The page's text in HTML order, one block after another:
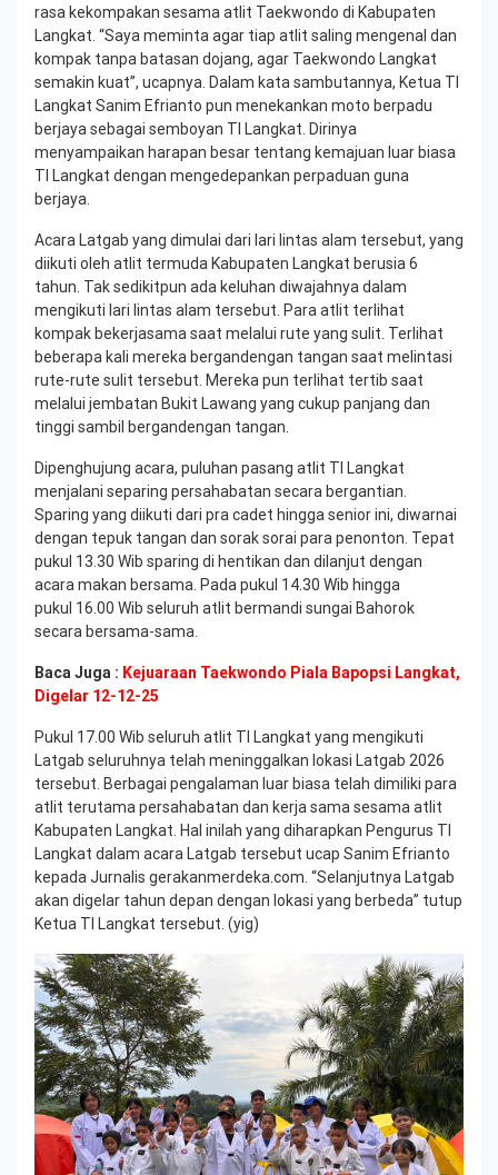
rasa kekompakan sesama atlit Taekwondo di Kabupaten
Langkat. “Saya meminta agar tiap atlit saling mengenal dan
kompak tanpa batasan dojang, agar Taekwondo Langkat
semakin kuat”, ucapnya. Dalam kata sambutannya, Ketua TI
Langkat Sanim Efrianto pun menekankan moto berpadu
berjaya sebagai semboyan TI Langkat. Dirinya
menyampaikan harapan besar tentang kemajuan luar biasa
TI Langkat dengan mengedepankan perpaduan guna
berjaya.
Acara Latgab yang dimulai dari lari lintas alam tersebut, yang
diikuti oleh atlit termuda Kabupaten Langkat berusia 6
tahun. Tak sedikitpun ada keluhan diwajahnya dalam
mengikuti lari lintas alam tersebut. Para atlit terlihat
kompak bekerjasama saat melalui rute yang sulit. Terlihat
beberapa kali mereka bergandengan tangan saat melintasi
rute-rute sulit tersebut. Mereka pun terlihat tertib saat
melalui jembatan Bukit Lawang yang cukup panjang dan
tinggi sambil bergandengan tangan.
Dipenghujung acara, puluhan pasang atlit TI Langkat
menjalani separing persahabatan secara bergantian.
Sparing yang diikuti dari pra cadet hingga senior ini, diwarnai
dengan tepuk tangan dan sorak sorai para penonton. Tepat
pukul 13.30 Wib sparing di hentikan dan dilanjut dengan
acara makan bersama. Pada pukul 14.30 Wib hingga
pukul 16.00 Wib seluruh atlit bermandi sungai Bahorok
secara bersama-sama.
Baca Juga : Kejuaraan Taekwondo Piala Bapopsi Langkat,
Digelar 12-12-25
Pukul 17.00 Wib seluruh atlit TI Langkat yang mengikuti
Latgab seluruhnya telah meninggalkan lokasi Latgab 2026
tersebut. Berbagai pengalaman luar biasa telah dimiliki para
atlit terutama persahabatan dan kerja sama sesama atlit
Kabupaten Langkat. Hal inilah yang diharapkan Pengurus TI
Langkat dalam acara Latgab tersebut ucap Sanim Efrianto
kepada Jurnalis gerakanmerdeka.com. “Selanjutnya Latgab
akan digelar tahun depan dengan lokasi yang berbeda” tutup
Ketua TI Langkat tersebut. (yig)